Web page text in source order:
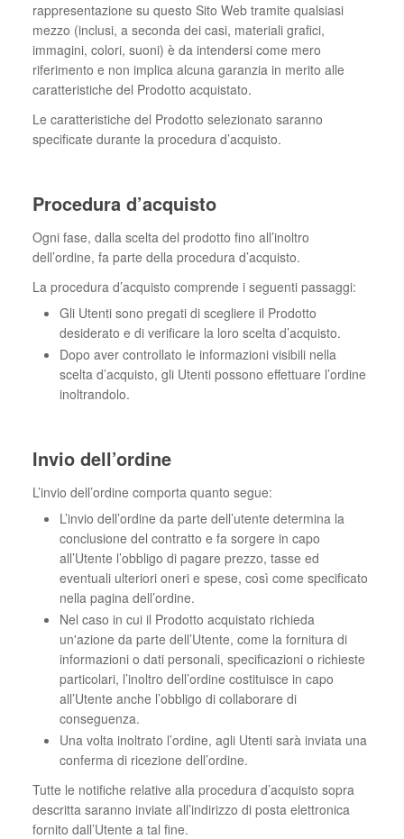
rappresentazione su questo Sito Web tramite qualsiasi
mezzo (inclusi, a seconda dei casi, materiali grafici,
immagini, colori, suoni) è da intendersi come mero
riferimento e non implica alcuna garanzia in merito alle
caratteristiche del Prodotto acquistato.
Le caratteristiche del Prodotto selezionato saranno
specificate durante la procedura d’acquisto.
Procedura d’acquisto
Ogni fase, dalla scelta del prodotto fino all’inoltro
dell’ordine, fa parte della procedura d’acquisto.
La procedura d’acquisto comprende i seguenti passaggi:
Gli Utenti sono pregati di scegliere il Prodotto
desiderato e di verificare la loro scelta d’acquisto.
Dopo aver controllato le informazioni visibili nella
scelta d’acquisto, gli Utenti possono effettuare l’ordine
inoltrandolo.
Invio dell’ordine
L’invio dell’ordine comporta quanto segue:
L’invio dell’ordine da parte dell’utente determina la
conclusione del contratto e fa sorgere in capo
all’Utente l’obbligo di pagare prezzo, tasse ed
eventuali ulteriori oneri e spese, così come specificato
nella pagina dell’ordine.
Nel caso in cui il Prodotto acquistato richieda
un'azione da parte dell’Utente, come la fornitura di
informazioni o dati personali, specificazioni o richieste
particolari, l’inoltro dell’ordine costituisce in capo
all’Utente anche l’obbligo di collaborare di
conseguenza.
Una volta inoltrato l’ordine, agli Utenti sarà inviata una
conferma di ricezione dell’ordine.
Tutte le notifiche relative alla procedura d’acquisto sopra
descritta saranno inviate all’indirizzo di posta elettronica
fornito dall’Utente a tal fine.